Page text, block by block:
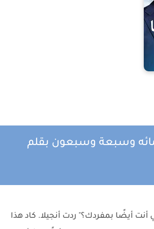
وسبعة وسبعون بقلم
أيضًا بمفردك؟" ردت أنجيلا. كاد هذا